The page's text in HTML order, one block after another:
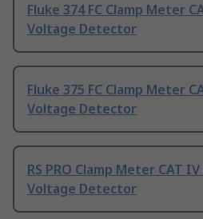
Fluke 374 FC Clamp Meter
Voltage Detector
Fluke 375 FC Clamp Meter
Voltage Detector
RS PRO Clamp Meter CAT
Voltage Detector